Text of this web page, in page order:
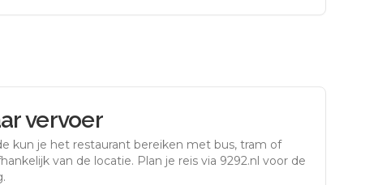
vervoer
kun je het restaurant bereiken met bus, tram of
van de locatie. Plan je reis via 9292.nl voor de